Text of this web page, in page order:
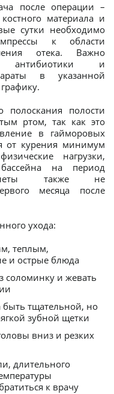
после операции –
материала и
сутки необходимо
к области
отека. Важно
антибиотики и
в указанной
полоскания полости
ртом, так как это
в гайморовых
от курения минимум
нагрузки,
на период
также не
месяца после
ухода:
теплым,
и острые блюда
соломинку и жевать
быть тщательной, но
зубной щетки
вниз и резких
длительного
к врачу